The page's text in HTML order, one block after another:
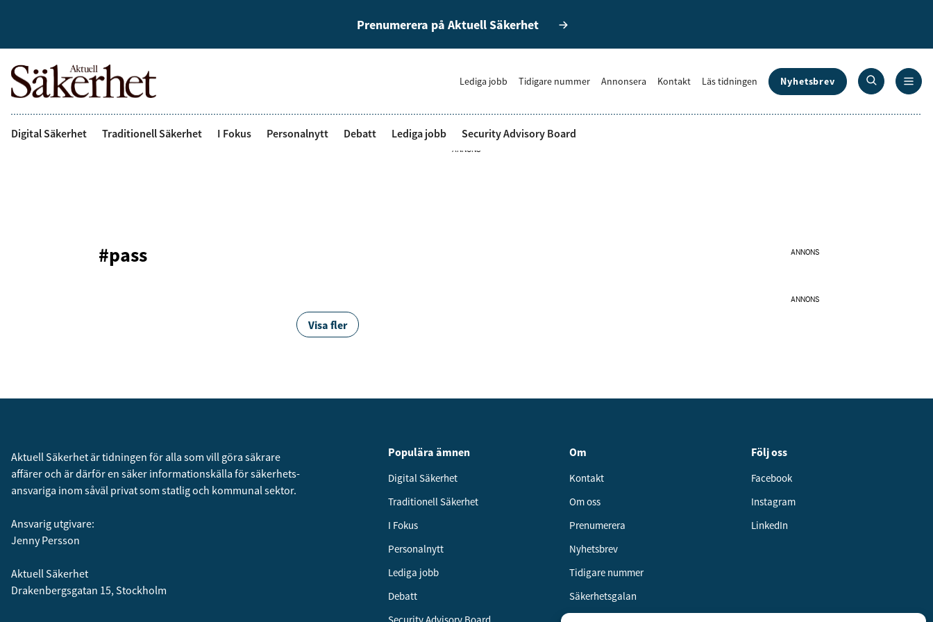
Prenumerera på Aktuell Säkerhet
Lediga jobb Tidigare nummer Annonsera Kontakt Läs tidningen Nyhetsbrev
Digital Säkerhet Traditionell Säkerhet I Fokus Personalnytt Debatt Lediga jobb Security Advisory Board
ANNONS
#pass
Visa fler
ANNONS
ANNONS
Aktuell Säkerhet är tidningen för alla som vill göra säkrare
affärer och är därför en säker informationskälla för säkerhets­
ansvariga inom såväl privat som statlig och kommunal sektor.
Ansvarig utgivare:
Jenny Persson
Aktuell Säkerhet
Drakenbergsgatan 15, Stockholm
Populära ämnen
Digital Säkerhet
Traditionell Säkerhet
I Fokus
Personalnytt
Lediga jobb
Debatt
Om
Kontakt
Om oss
Prenumerera
Nyhetsbrev
Tidigare nummer
Säkerhetsgalan
Följ oss
Facebook
Instagram
LinkedIn